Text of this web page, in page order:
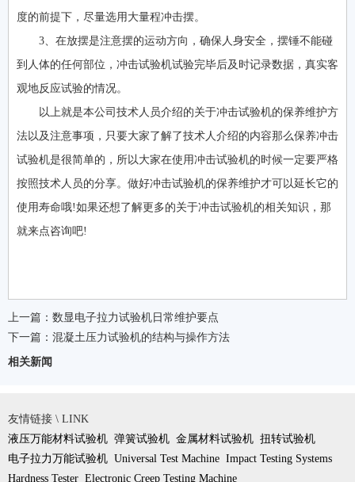
度的前提下，尽量选用大量程冲击摆。
3、在放摆是注意摆的运动方向，确保人身安全，摆锤不能碰
到人体的任何部位，冲击试验机试验完毕后及时记录数据，真实客
观地反应试验的情况。
以上就是本公司技术人员介绍的关于冲击试验机的保养维护方
法以及注意事项，只要大家了解了技术人介绍的内容那么保养冲击
试验机是很简单的，所以大家在使用冲击试验机的时候一定要严格
按照技术人员的分享。做好冲击试验机的保养维护才可以延长它的
使用寿命哦!如果还想了解更多的关于冲击试验机的相关知识，那
就来点咨询吧!
上一篇： 数显电子拉力试验机日常维护要点
下一篇： 混凝土压力试验机的结构与操作方法
相关新闻
友情链接 \ LINK
液压万能材料试验机 弹簧试验机 金属材料试验机 扭转试验机
电子拉力万能试验机 Universal Test Machine Impact Testing Systems
Hardness Tester Electronic Creep Testing Machine